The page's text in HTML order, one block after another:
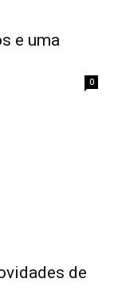
e uma
0
de